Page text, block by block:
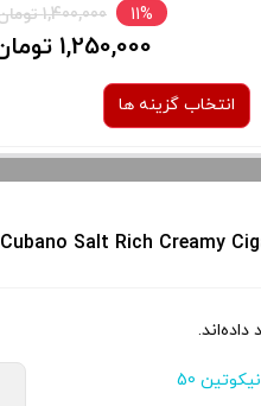
11% 1,400,000 تومان
1,250,000 تومان
انتخاب گزینه ها
30 میلی گرم
50 میلی گرم
برای فعال شدن سبد خرید و نمایش
قیمت ، گزینه های محصول را از کادر
نیکوتین 50